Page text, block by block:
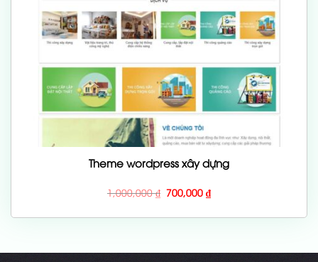
Theme wordpress xây dựng
1,000,000₫ Giá
gốc
1,000,000 ₫.
700,000₫Giá
hiện
là: